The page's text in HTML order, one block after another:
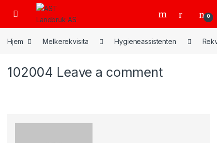
Skip to navigation
Skip to content
Open 0
Hjem Melkerekvisita Hygieneassistenten
102004 Leave a comment